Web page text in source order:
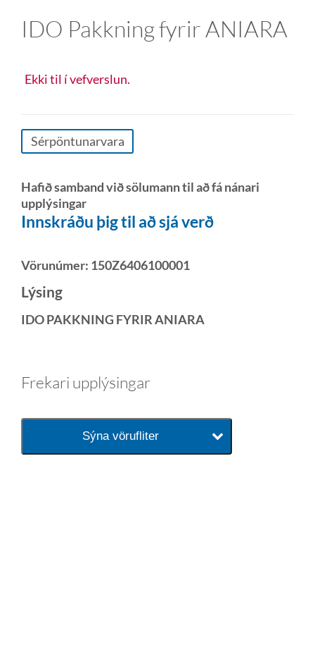
IDO Pakkning fyrir ANIARA
Ekki til í vefverslun.
Sérpöntunarvara
Hafið samband við sölumann til að fá nánari
upplýsingar
Innskráðu þig til að sjá verð
Vörunúmer: 150Z6406100001
Lýsing
IDO PAKKNING FYRIR ANIARA
Frekari upplýsingar
Sýna vörufliter